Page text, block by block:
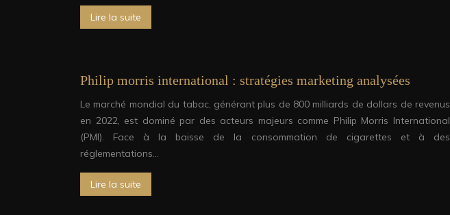
Lire la suite
Philip morris international : stratégies marketing analysées
Le marché mondial du tabac, générant plus de 800 milliards de dollars de revenus
en 2022, est dominé par des acteurs majeurs comme Philip Morris International
(PMI). Face à la baisse de la consommation de cigarettes et à des
réglementations…
Lire la suite